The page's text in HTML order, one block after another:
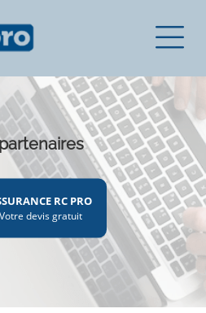
RC PRO
Votre devis gratuit